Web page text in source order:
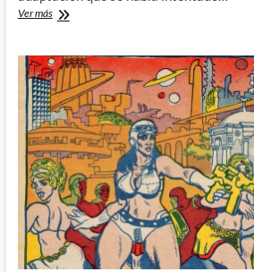
Ver másThe
Una
digna
adaptación
pero
que
merecía
haber
sido
mejor